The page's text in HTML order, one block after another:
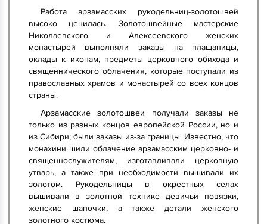
Работа арзамасских рукодельниц-золотошвей
высоко ценилась. Золотошвейные мастерские
Николаевского и Алексеевского женских
монастырей выполняли заказы на плащаницы,
оклады к иконам, предметы церковного обихода и
священнического облачения, которые поступали из
православных храмов и монастырей со всех концов
страны.
Арзамасские золотошвеи получали заказы не
только из разных концов европейской России, но и
из Сибири; были заказы из-за границы. Известно, что
монахини шили облачение арзамасским церковно- и
священнослужителям, изготавливали церковную
утварь, а также при необходимости вышивали их
золотом. Рукодельницы в окрестных селах
вышивали в золотной технике девичьи повязки,
женские шапочки, а также детали женского
золотного костюма.